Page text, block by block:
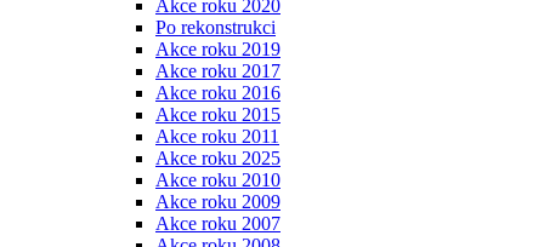
Akce roku 2020
Po rekonstrukci
Akce roku 2019
Akce roku 2017
Akce roku 2016
Akce roku 2015
Akce roku 2011
Akce roku 2025
Akce roku 2010
Akce roku 2009
Akce roku 2007